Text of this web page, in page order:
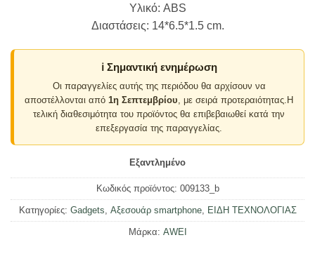
Υλικό: ABS
Διαστάσεις: 14*6.5*1.5 cm.
ℹ️ Σημαντική ενημέρωση
Οι παραγγελίες αυτής της περιόδου θα αρχίσουν να
αποστέλλονται από 1η Σεπτεμβρίου , με σειρά προτεραιότητας.Η
τελική διαθεσιμότητα του προϊόντος θα επιβεβαιωθεί κατά την
επεξεργασία της παραγγελίας.
Εξαντλημένο
Κωδικός προϊόντος: 009133_b
Κατηγορίες: Gadgets Αξεσουάρ smartphone, ΕΙΔΗ ΤΕΧΝΟΛΟΓΙΑΣ
Μάρκα: AWEI